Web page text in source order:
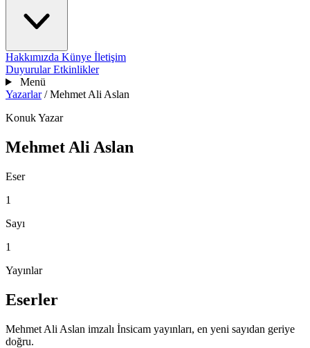
Hakkımızda Künye İletişim
DuyurularEtkinlikler
Menü
Yazarlar / Mehmet Ali Aslan
Konuk Yazar
Mehmet Ali Aslan
Eser
1
Sayı
1
Yayınlar
Eserler
Mehmet Ali Aslan imzalı İnsicam yayınları, en yeni sayıdan geriye
doğru.